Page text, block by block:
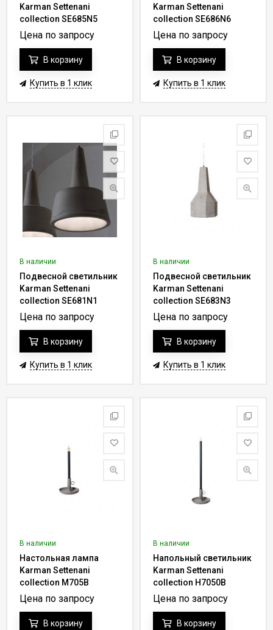
Karman Settenani
collection SE685N5
Цена по запросу
В корзину
Купить в 1 клик
Karman Settenani
collection SE686N6
Цена по запросу
В корзину
Купить в 1 клик
В наличии
Подвесной светильник
Karman Settenani
collection SE681N1
Цена по запросу
В корзину
Купить в 1 клик
В наличии
Подвесной светильник
Karman Settenani
collection SE683N3
Цена по запросу
В корзину
Купить в 1 клик
В наличии
Настольная лампа
Karman Settenani
collection M705B
Цена по запросу
В корзину
В наличии
Напольный светильник
Karman Settenani
collection H7050B
Цена по запросу
В корзину